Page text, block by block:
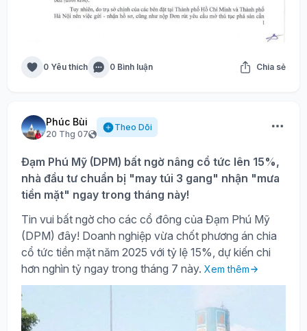
0 Yêu thích 0 Bình luận Chia sẻ
Phúc Bùi
20 Thg 07
Theo Dõi
Đạm Phú Mỹ (DPM) bất ngờ nâng cổ tức lên 15%,
nhà đầu tư chuẩn bị "may túi 3 gang" nhận "mưa
tiền mặt" ngay trong tháng này!
Tin vui bất ngờ cho các cổ đông của Đạm Phú Mỹ
(DPM) đây! Doanh nghiệp vừa chốt phương án chia
cổ tức tiền mặt năm 2025 với tỷ lệ 15%, dự kiến chi
hơn nghìn tỷ ngay trong tháng 7 này. Xem thêm